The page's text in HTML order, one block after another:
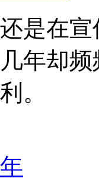
是在
年却
。